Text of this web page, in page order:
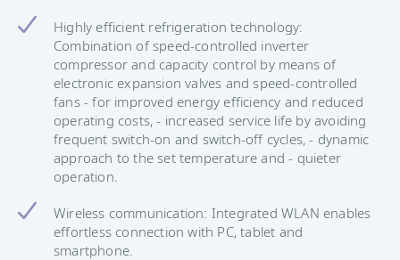
Highly efficient refrigeration technology:
Combination of speed-controlled inverter
compressor and capacity control by means of
electronic expansion valves and speed-controlled
fans - for improved energy efficiency and reduced
operating costs, - increased service life by avoiding
frequent switch-on and switch-off cycles, - dynamic
approach to the set temperature and - quieter
operation.
Wireless communication: Integrated WLAN enables
effortless connection with PC, tablet and
smartphone.